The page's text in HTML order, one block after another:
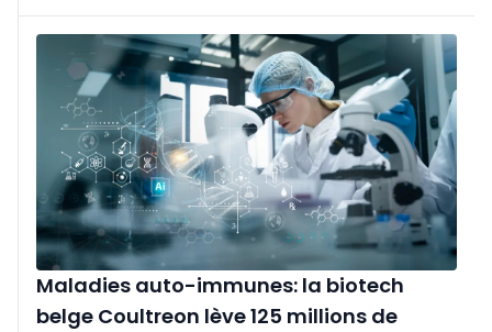
biotechnologiques ont, de leur côté, déjà rebondi avec
Maladies auto-immunes: la biotech
belge Coultreon lève 125 millions de